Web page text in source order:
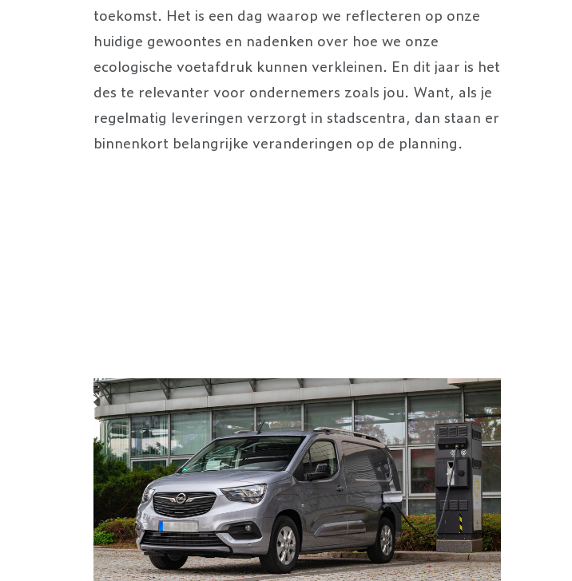
toekomst. Het is een dag waarop we reflecteren op onze
huidige gewoontes en nadenken over hoe we onze
ecologische voetafdruk kunnen verkleinen. En dit jaar is het
des te relevanter voor ondernemers zoals jou. Want, als je
regelmatig leveringen verzorgt in stadscentra, dan staan er
binnenkort belangrijke veranderingen op de planning.